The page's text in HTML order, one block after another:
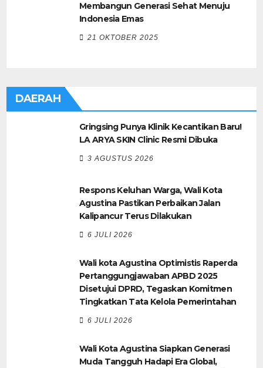
Membangun Generasi Sehat Menuju
Indonesia Emas
21 OKTOBER 2025
DAERAH
Gringsing Punya Klinik Kecantikan Baru!
LA ARYA SKIN Clinic Resmi Dibuka
3 AGUSTUS 2026
Respons Keluhan Warga, Wali Kota
Agustina Pastikan Perbaikan Jalan
Kalipancur Terus Dilakukan
6 JULI 2026
Wali kota Agustina Optimistis Raperda
Pertanggungjawaban APBD 2025
Disetujui DPRD, Tegaskan Komitmen
Tingkatkan Tata Kelola Pemerintahan
6 JULI 2026
Wali Kota Agustina Siapkan Generasi
Muda Tangguh Hadapi Era Global,